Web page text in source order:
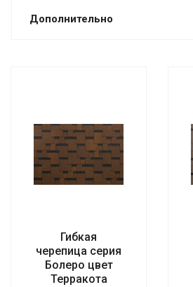
Дополнительно
Гибкая
черепица серия
Болеро цвет
Терракота